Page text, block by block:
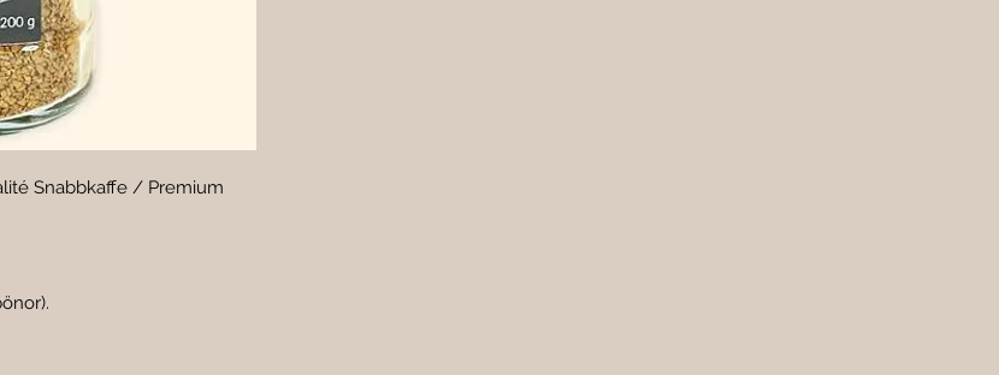
Snabbkaffe / Premium